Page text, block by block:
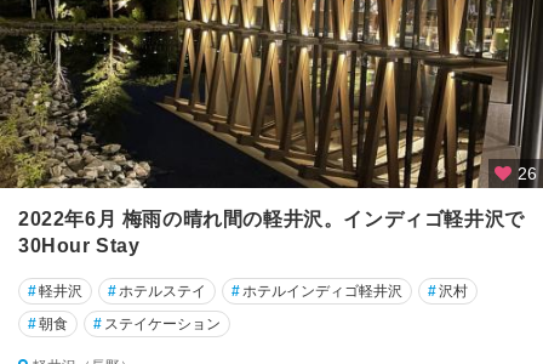
26
2022年6月 梅雨の晴れ間の軽井沢。インディゴ軽井沢で
30Hour Stay
#軽井沢 #ホテルステイ #ホテルインディゴ軽井沢 #沢村
#朝食 # ステイケーション